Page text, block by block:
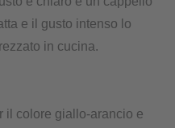
e il gusto intenso lo
in cucina.
il colore giallo-arancio e